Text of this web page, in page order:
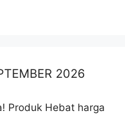
2026
Produk Hebat harga